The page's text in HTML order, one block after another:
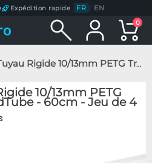
Expédition rapide FR / EN
0
13mm PETG Transparent - HardTube - 60cm - Jeu de 4
10/13mm PETG
- 60cm - Jeu de 4